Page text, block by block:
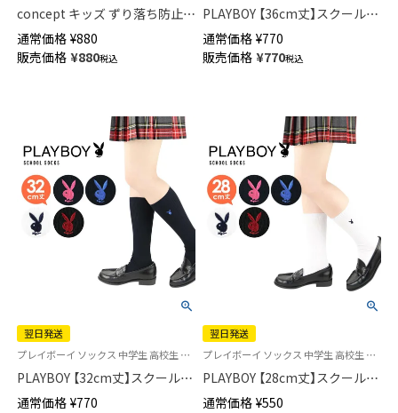
concept キッズ ずり落ち防止
スクールソックス 三つ折 【365
日最短翌日発送】04402034
通常価格 ¥880
販売価格 ¥880税込
PLAYBOY 【36cm丈】スクールソ
ックス ワンポイント 片面刺繍
入り リブ レディース 【365日最
短翌日発送】03737754
通常価格 ¥770
販売価格 ¥770税込
翌日発送
プレイボーイ ソックス 中学生 高校生 学校 制服 靴下 旧03737353
PLAYBOY 【32cm丈】スクールソ
ックス ワンポイント 片面刺繍
通常価格 ¥770
翌日発送
プレイボーイ ソックス 中学生 高校生 学校 制服 靴下 旧03737352
PLAYBOY 【28cm丈】スクールソ
ックス ワンポイント 片面刺繍
通常価格 ¥550